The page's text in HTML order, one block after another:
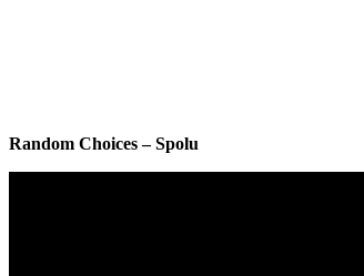
Random Choices – Spolu